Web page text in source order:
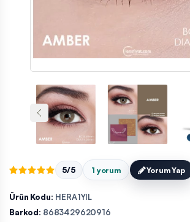
5/5 1 yorum Yorum Yap
Ürün Kodu: HERA1YIL
Barkod: 8683429620916